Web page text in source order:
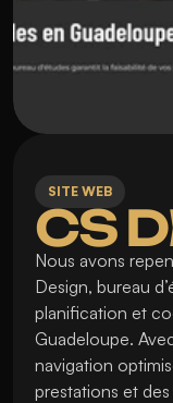
SITE WEB
CS
Nous avons
Design, bureau
planification et
Guadeloupe.
navigation
prestations et des